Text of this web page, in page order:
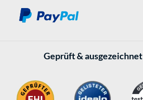
Geprüft & ausgezeichnet